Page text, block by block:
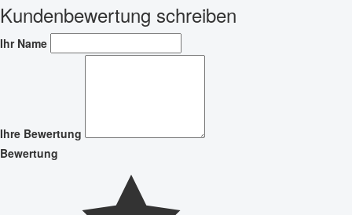
Kundenbewertung schreiben
Ihr Name
Ihre Bewertung
Bewertung